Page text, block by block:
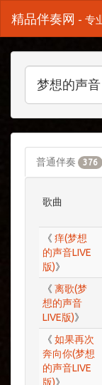
精品伴奏网 - 专
普通伴奏 376
歌曲
《 痒(梦想
的声音LIVE
版)》
《 离歌(梦
想的声音
LIVE版)》
《 如果再次
奔向你(梦想
的声音LIVE
版)》